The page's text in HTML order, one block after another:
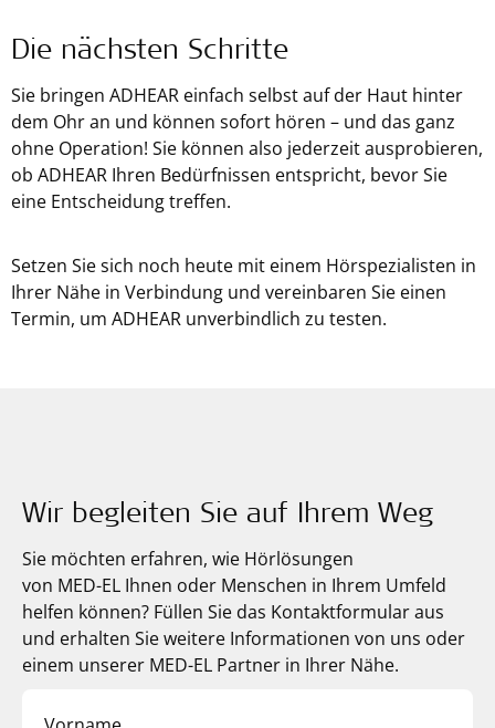
Die nächsten Schritte
Sie bringen ADHEAR einfach selbst auf der Haut hinter
dem Ohr an und können sofort hören – und das ganz
ohne Operation! Sie können also jederzeit ausprobieren,
ob ADHEAR Ihren Bedürfnissen entspricht, bevor Sie
eine Entscheidung treffen.
Setzen Sie sich noch heute mit einem Hörspezialisten in
Ihrer Nähe in Verbindung und vereinbaren Sie einen
Termin, um ADHEAR unverbindlich zu testen.
Wir begleiten Sie auf Ihrem Weg
Sie möchten erfahren, wie Hörlösungen
von MED-EL Ihnen oder Menschen in Ihrem Umfeld
helfen können? Füllen Sie das Kontaktformular aus
und erhalten Sie weitere Informationen von uns oder
einem unserer MED-EL Partner in Ihrer Nähe.